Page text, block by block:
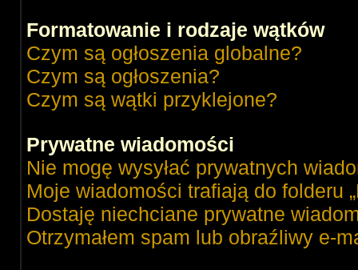
Formatowanie i rodzaje wątków
Czym są ogłoszenia globalne?
Czym są ogłoszenia?
Czym są wątki przyklejone?
Prywatne wiadomości
Nie mogę wysyłać prywatnych
Moje wiadomości trafiają do folderu
Dostaję niechciane prywatne
Otrzymałem spam lub obraźliwy e-